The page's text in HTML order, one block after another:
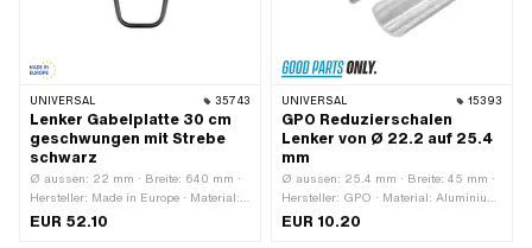
UNIVERSAL 35743
Lenker Gabelplatte 30 cm
geschwungen mit Strebe
schwarz
Ø aussen: 22 mm · Breite: 640 mm ·
Hersteller: Made in Europe · Material:
Stahl · Oberfläche: lackiert · Farbe:
EUR 52.10
UNIVERSAL 15393
GPO Reduzierschalen
Lenker von Ø 22.2 auf 25.4
mm
Ø aussen: 25.4 mm · Breite: 45 mm ·
Hersteller: GPO · Material: Aluminium
· Ø innen: 22.2 mm
EUR 10.20